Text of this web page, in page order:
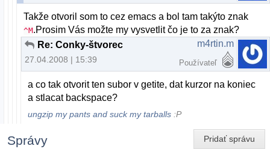
Takže otvoril som to cez emacs a bol tam takýto znak
^M.Prosim Vás možte my vysvetlit čo je to za znak?
Re: Conky-štvorec
27.04.2008 | 15:39
m4rtin.m
Používateľ
a co tak otvorit ten subor v getite, dat kurzor na koniec
a stlacat backspace?
ungzip my pants and suck my tarballs :P
Pridať správu
Správy